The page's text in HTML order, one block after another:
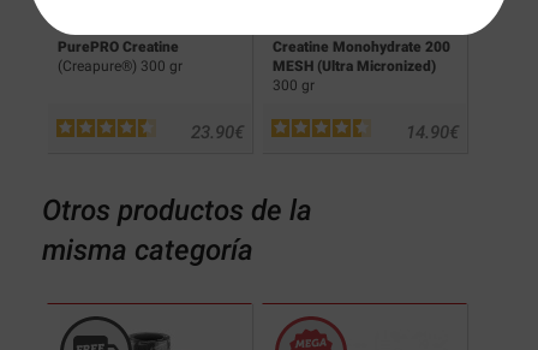
PurePRO Creatine
(Creapure®) 300 gr
€
23.90
Creatine Monohydrate 200
MESH (Ultra Micronized)
300 gr
€
14.90
Otros productos de la
misma categoría